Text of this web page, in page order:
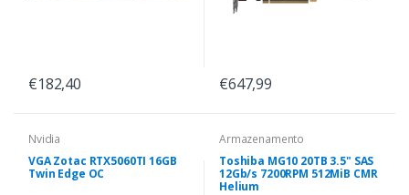
€182,40 €647,99
Nvidia
VGA Zotac RTX5060TI 16GB
Twin Edge OC
Armazenamento
Toshiba MG10 20TB 3.5" SAS
12Gb/s 7200RPM 512MiB CMR
Helium